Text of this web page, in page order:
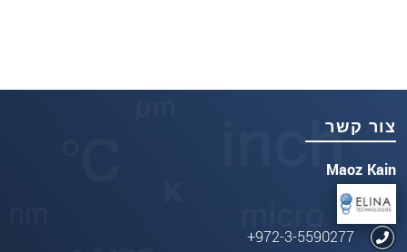
צור קשר
Maoz Kain
972-3-5590277+